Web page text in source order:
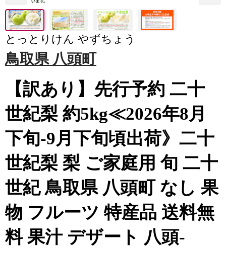
とっとりけん やずちょう
鳥取県 八頭町
【訳あり】先行予約 二十
世紀梨 約5kg≪2026年8月
下旬-9月下旬頃出荷》二十
世紀梨 梨 ご家庭用 旬 二十
世紀 鳥取県 八頭町 なし 果
物 フルーツ 特産品 送料無
料 果汁 デザート 八頭-